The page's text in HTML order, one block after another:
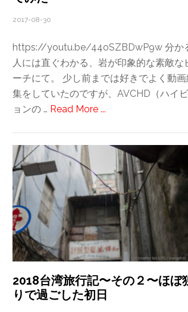
2017-08-30
https://youtu.be/44oSZBDwP9w 分か
人には直ぐわかる、岩が印象的な素敵な
ーチにて。 少し前までは好きでよく動画
集をしていたのですが、AVCHD（ハイ
ョンの … Read More ...
4K
ム
ー
ビ
ー
を
創
っ
2018台湾旅行記〜その２〜ほぼ
りで過ごした初日